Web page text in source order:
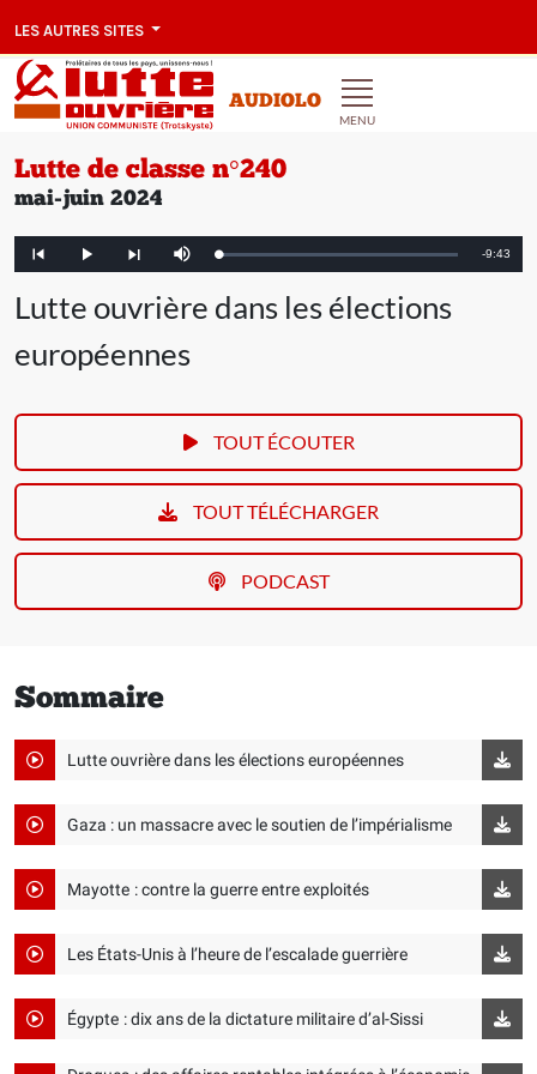
LES AUTRES SITES
AUDIOLO
MENU
Lutte de classe n°240
mai-juin 2024
Article
précédent
Play
Article
suivant
Mute Loaded:
2.40%
-9:43
Lutte ouvrière dans les élections
européennes
TOUT ÉCOUTER
TOUT TÉLÉCHARGER
PODCAST
Sommaire
Lutte ouvrière dans les élections européennes
Gaza : un massacre avec le soutien de l’impérialisme
Mayotte : contre la guerre entre exploités
Les États-Unis à l’heure de l’escalade guerrière
Égypte : dix ans de la dictature militaire d’al-Sissi